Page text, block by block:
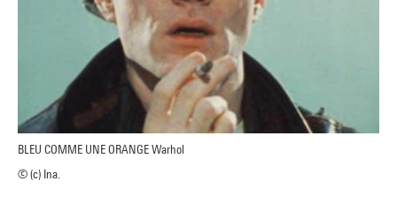
BLEU COMME UNE ORANGE Warhol
© (c) Ina.